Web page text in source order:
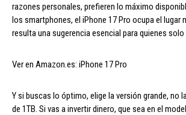
razones personales, prefieren lo máximo
los smartphones, el iPhone 17 Pro ocupa el lugar
resulta una sugerencia esencial para quienes
Ver en Amazon.es: iPhone 17 Pro
Y si buscas lo óptimo, elige la versión grande, no
de 1TB. Si vas a invertir dinero, que sea en el